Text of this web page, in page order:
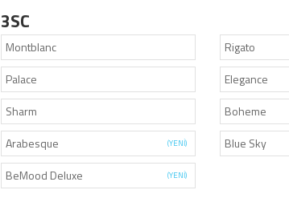
3SC
Montblanc Rigato
Palace
Elegance
Sharm
Boheme
Arabesque (YENİ) Blue Sky
BeMood Deluxe (YENİ)